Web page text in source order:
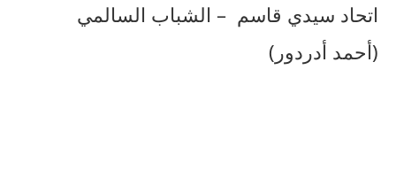
اتحاد سيدي قاسم – الشباب السالمي
(أحمد أدردور)